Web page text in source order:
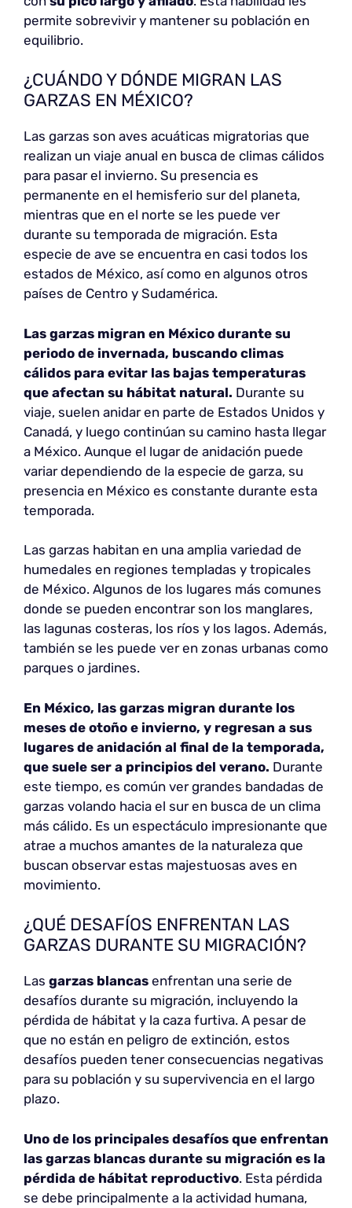
permite sobrevivir y mantener su población en
equilibrio.
¿CUÁNDO Y DÓNDE MIGRAN LAS
GARZAS EN MÉXICO?
Las garzas son aves acuáticas migratorias que
realizan un viaje anual en busca de climas cálidos
para pasar el invierno. Su presencia es
permanente en el hemisferio sur del planeta,
mientras que en el norte se les puede ver
durante su temporada de migración. Esta
especie de ave se encuentra en casi todos los
estados de México, así como en algunos otros
países de Centro y Sudamérica.
Las garzas migran en México durante su
periodo de invernada, buscando climas
cálidos para evitar las bajas temperaturas
que afectan su hábitat natural. Durante su
viaje, suelen anidar en parte de Estados Unidos y
Canadá, y luego continúan su camino hasta llegar
a México. Aunque el lugar de anidación puede
variar dependiendo de la especie de garza, su
presencia en México es constante durante esta
temporada.
Las garzas habitan en una amplia variedad de
humedales en regiones templadas y tropicales
de México. Algunos de los lugares más comunes
donde se pueden encontrar son los manglares,
las lagunas costeras, los ríos y los lagos. Además,
también se les puede ver en zonas urbanas como
parques o jardines.
En México, las garzas migran durante los
meses de otoño e invierno, y regresan a sus
lugares de anidación al final de la temporada,
que suele ser a principios del verano. Durante
este tiempo, es común ver grandes bandadas de
garzas volando hacia el sur en busca de un clima
más cálido. Es un espectáculo impresionante que
atrae a muchos amantes de la naturaleza que
buscan observar estas majestuosas aves en
movimiento.
¿QUÉ DESAFÍOS ENFRENTAN LAS
GARZAS DURANTE SU MIGRACIÓN?
Las garzas blancas enfrentan una serie de
desafíos durante su migración, incluyendo la
pérdida de hábitat y la caza furtiva. A pesar de
que no están en peligro de extinción, estos
desafíos pueden tener consecuencias negativas
para su población y su supervivencia en el largo
plazo.
Uno de los principales desafíos que enfrentan
las garzas blancas durante su migración es la
pérdida de hábitat reproductivo. Esta pérdida
se debe principalmente a la actividad humana,